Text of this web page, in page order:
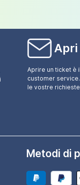
Aprire un ticket è
customer
le vostre
Metodi di